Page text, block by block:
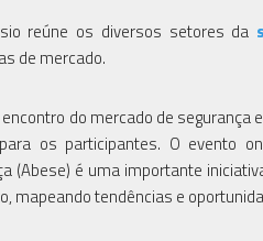
reúne os diversos setores da
de mercado.
do mercado de segurança
os participantes. O evento
(Abese) é uma importante
mapeando tendências e